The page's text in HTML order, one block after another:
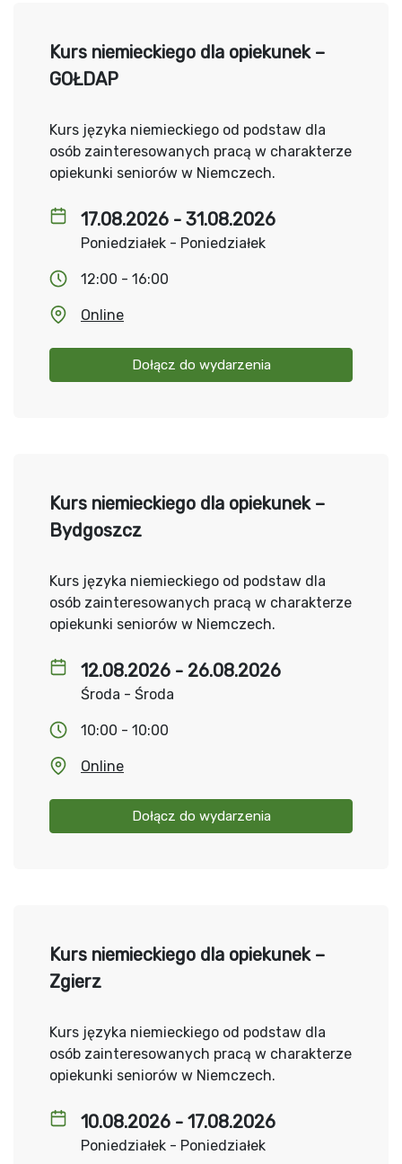
17.08.2026 - 31.08.2026
Poniedziałek - Poniedziałek
12:00 - 16:00
Online
Dołącz do wydarzenia
Kurs niemieckiego dla opiekunek –
GOŁDAP
Kurs języka niemieckiego od podstaw dla
osób zainteresowanych pracą w charakterze
opiekunki seniorów w Niemczech.
12.08.2026 - 26.08.2026
Środa - Środa
10:00 - 10:00
Online
Dołącz do wydarzenia
Kurs niemieckiego dla opiekunek –
Bydgoszcz
Kurs języka niemieckiego od podstaw dla
osób zainteresowanych pracą w charakterze
opiekunki seniorów w Niemczech.
10.08.2026 - 17.08.2026
Poniedziałek - Poniedziałek
Kurs niemieckiego dla opiekunek –
Zgierz
Kurs języka niemieckiego od podstaw dla
osób zainteresowanych pracą w charakterze
opiekunki seniorów w Niemczech.